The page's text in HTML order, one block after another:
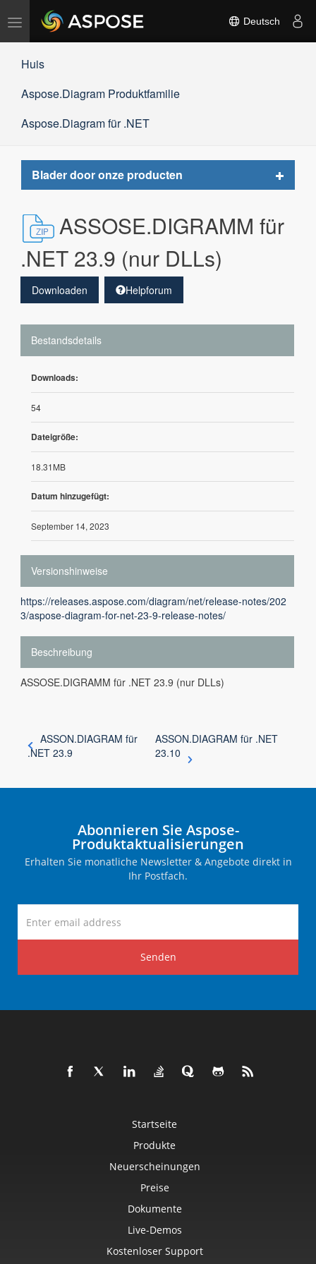
Navigation
umschalten
Deutsch
Huis
Aspose.Diagram Produktfamilie
Aspose.Diagram für .NET
Blader door onze producten
Toggle
ASSOSE.DIGRAMM für
.NET 23.9 (nur DLLs)
Downloaden Helpforum
Bestandsdetails
Downloads:
54
Dateigröße:
18.31MB
Datum hinzugefügt:
September 14, 2023
Versionshinweise
https://releases.aspose.com/diagram/net/release-notes/202
3/aspose-diagram-for-net-23-9-release-notes/
Beschreibung
ASSOSE.DIGRAMM für .NET 23.9 (nur DLLs)
ASSON.DIAGRAM für
.NET 23.9
ASSON.DIAGRAM für .NET
23.10
Abonnieren Sie Aspose-
Produktaktualisierungen
Erhalten Sie monatliche Newsletter & Angebote direkt in
Ihr Postfach.
Senden
Startseite
Produkte
Neuerscheinungen
Preise
Dokumente
Live-Demos
Kostenloser Support